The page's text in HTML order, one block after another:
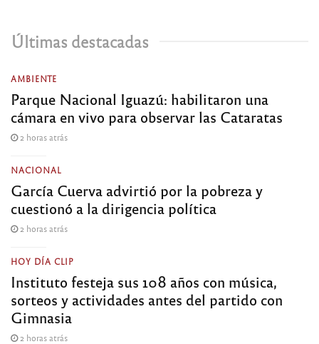
Últimas destacadas
AMBIENTE
Parque Nacional Iguazú: habilitaron una
cámara en vivo para observar las Cataratas
2 horas atrás
NACIONAL
García Cuerva advirtió por la pobreza y
cuestionó a la dirigencia política
2 horas atrás
HOY DÍA CLIP
Instituto festeja sus 108 años con música,
sorteos y actividades antes del partido con
Gimnasia
2 horas atrás